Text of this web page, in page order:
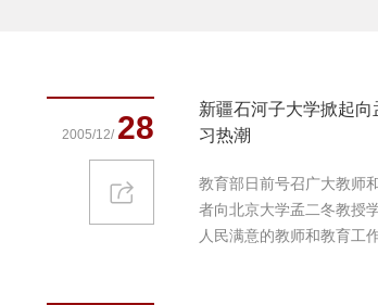
2005/12/ 28
新疆石河子大学掀起向
习热潮
教育部日前号召广大教师
者向北京大学孟二冬教授
人民满意的教师和教育工